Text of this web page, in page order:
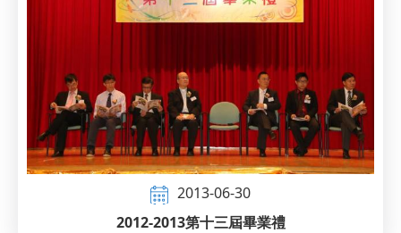
2013-06-30
2012-2013第十三屆畢業禮